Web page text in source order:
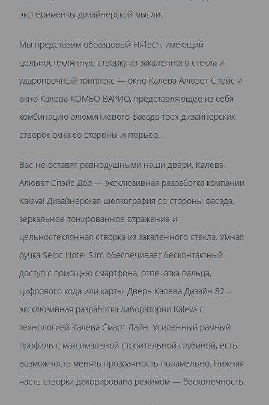
эксперименты дизайнерской мысли.
Мы представим образцовый Hi-Tech, имеющий
цельностеклянную створку из закаленного стекла и
ударопрочный триплекс — окно Калева Алювет Спейс и
окно Калева КОМБО ВАРИО, представляющее из себя
комбинацию алюминиевого фасада трех дизайнерских
створок окна со стороны интерьер.
Вас не оставят равнодушными наши двери, Калева
Алювет Спэйс Дор — эксклюзивная разработка компании
Kaleva! Дизайнерская шелкография со стороны фасада,
зеркальное тонированное отражение и
цельностеклянная створка из закаленного стекла. Умная
ручка Seloc Hotel Slim обеспечивает бесконтактный
доступ с помощью смартфона, отпечатка пальца,
цифрового кода или карты. Дверь Калева Дизайн 82 –
эксклюзивная разработка лаборатории Kaleva с
технологией Калева Смарт Лайн. Усиленный рамный
профиль с максимальной строительной глубиной, есть
возможность менять прозрачность поламельно. Нижняя
часть створки декорирована режимом — бесконечность.